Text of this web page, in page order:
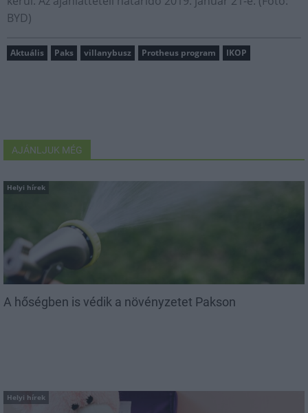
BYD)
Aktuális Paks villanybusz Protheus program IKOP
AJÁNLJUK MÉG
Helyi hírek
A hőségben is védik a növényzetet Pakson
Helyi hírek